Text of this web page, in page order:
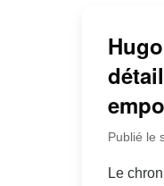
Publié le
Le